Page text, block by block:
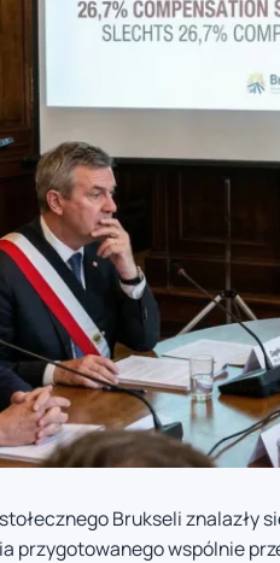
Brukseli znalazły
przygotowanego wspólnie